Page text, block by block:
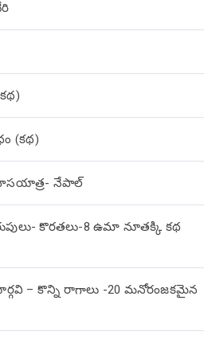
(కథ)
నేపాల్‌
కొరతలు-8 ఉమా నూతక్కి కథ
– కొన్ని రాగాలు -20 మనోరంజకమైన